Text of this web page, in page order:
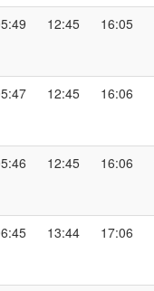
12:45 16:05
12:45 16:06
12:45 16:06
13:44 17:06